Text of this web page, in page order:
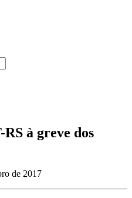
à greve dos
de 2017